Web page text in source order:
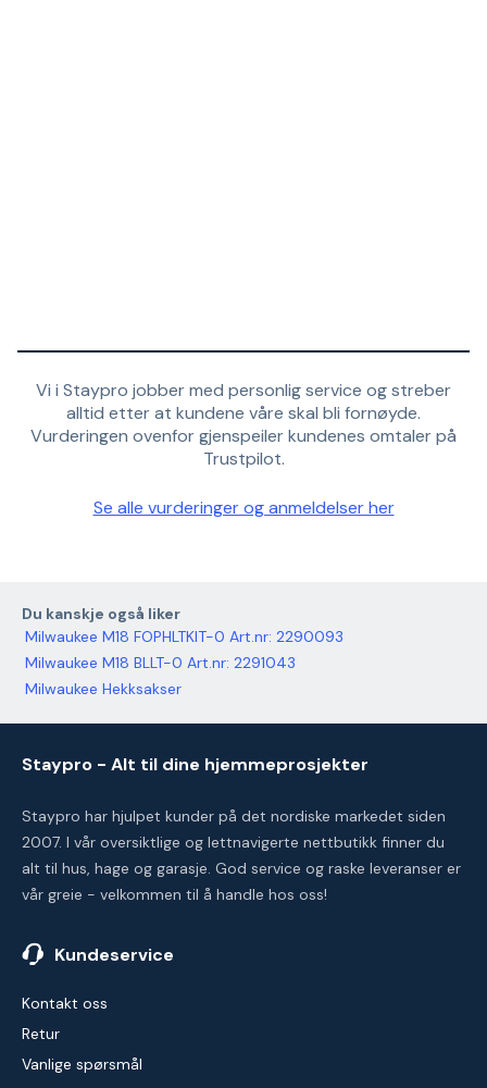
Vi i Staypro jobber med personlig service og streber
alltid etter at kundene våre skal bli fornøyde.
Vurderingen ovenfor gjenspeiler kundenes omtaler på
Trustpilot.
Se alle vurderinger og anmeldelser her
Du kanskje også liker
Milwaukee M18 FOPHLTKIT-0 Art.nr: 2290093
Milwaukee M18 BLLT-0 Art.nr: 2291043
Milwaukee Hekksakser
Staypro - Alt til dine hjemmeprosjekter
Staypro har hjulpet kunder på det nordiske markedet siden
2007. I vår oversiktlige og lettnavigerte nettbutikk finner du
alt til hus, hage og garasje. God service og raske leveranser er
vår greie - velkommen til å handle hos oss!
Kundeservice
Kontakt oss
Retur
Vanlige spørsmål